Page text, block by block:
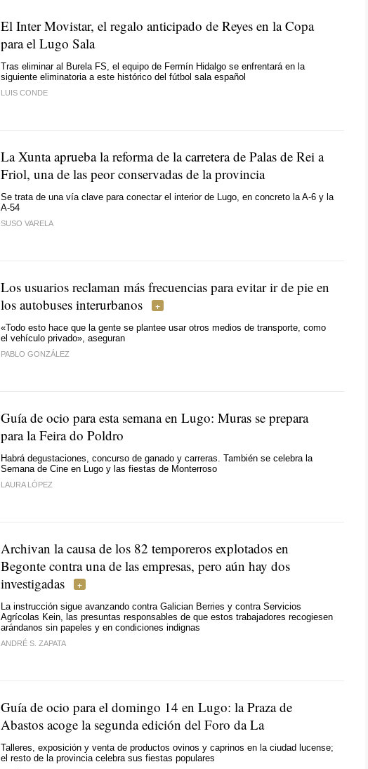
El Inter Movistar, el regalo anticipado de Reyes en la Copa
para el Lugo Sala
Tras eliminar al Burela FS, el equipo de Fermín Hidalgo se enfrentará en la
siguiente eliminatoria a este histórico del fútbol sala español
LUIS CONDE
La Xunta aprueba la reforma de la carretera de Palas de Rei a
Friol, una de las peor conservadas de la provincia
Se trata de una vía clave para conectar el interior de Lugo, en concreto la A-6 y la
A-54
SUSO VARELA
Los usuarios reclaman más frecuencias para evitar ir de pie en
los autobuses interurbanos
«Todo esto hace que la gente se plantee usar otros medios de transporte, como
el vehículo privado», aseguran
PABLO GONZÁLEZ
Guía de ocio para esta semana en Lugo: Muras se prepara
para la Feira do Poldro
Habrá degustaciones, concurso de ganado y carreras. También se celebra la
Semana de Cine en Lugo y las fiestas de Monterroso
LAURA LÓPEZ
Archivan la causa de los 82 temporeros explotados en
Begonte contra una de las empresas, pero aún hay dos
investigadas
La instrucción sigue avanzando contra Galician Berries y contra Servicios
Agrícolas Kein, las presuntas responsables de que estos trabajadores recogiesen
arándanos sin papeles y en condiciones indignas
ANDRÉ S. ZAPATA
Guía de ocio para el domingo 14 en Lugo: la Praza de
Abastos acoge la segunda edición del Foro da La
Talleres, exposición y venta de productos ovinos y caprinos en la ciudad lucense;
el resto de la provincia celebra sus fiestas populares